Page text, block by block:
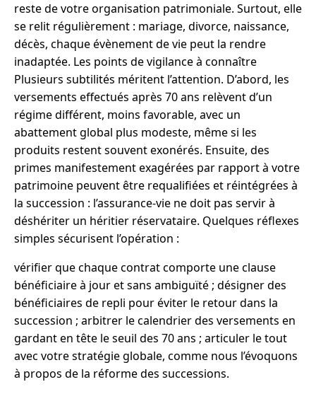
reste de votre organisation patrimoniale. Surtout, elle
se relit régulièrement : mariage, divorce, naissance,
décès, chaque évènement de vie peut la rendre
inadaptée. Les points de vigilance à connaître
Plusieurs subtilités méritent l’attention. D’abord, les
versements effectués après 70 ans relèvent d’un
régime différent, moins favorable, avec un
abattement global plus modeste, même si les
produits restent souvent exonérés. Ensuite, des
primes manifestement exagérées par rapport à votre
patrimoine peuvent être requalifiées et réintégrées à
la succession : l’assurance-vie ne doit pas servir à
déshériter un héritier réservataire. Quelques réflexes
simples sécurisent l’opération :
vérifier que chaque contrat comporte une clause
bénéficiaire à jour et sans ambiguïté ; désigner des
bénéficiaires de repli pour éviter le retour dans la
succession ; arbitrer le calendrier des versements en
gardant en tête le seuil des 70 ans ; articuler le tout
avec votre stratégie globale, comme nous l’évoquons
à propos de la réforme des successions.